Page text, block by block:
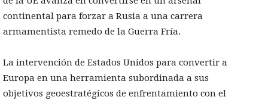
continental para forzar a Rusia a una carrera
armamentista remedo de la Guerra Fría.
La intervención de Estados Unidos para convertir a
Europa en una herramienta subordinada a sus
objetivos geoestratégicos de enfrentamiento con el